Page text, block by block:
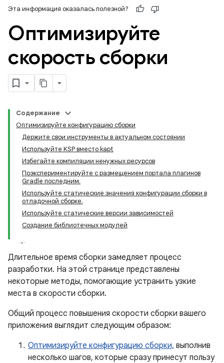
Эта информация оказалась полезной?
Оптимизируйте
скорость сборки
Содержание
Оптимизируйте конфигурацию сборки
Держите свои инструменты в актуальном состоянии
Используйте KSP вместо kapt
Избегайте компиляции ненужных ресурсов
Поэкспериментируйте с размещением портала плагинов
Gradle последним.
Используйте статические значения конфигурации сборки в
отладочной сборке.
Используйте статические версии зависимостей
Создание библиотечных модулей
Длительное время сборки замедляет процесс
разработки. На этой странице представлены
некоторые методы, помогающие устранить узкие
места в скорости сборки.
Общий процесс повышения скорости сборки вашего
приложения выглядит следующим образом:
Оптимизируйте конфигурацию сборки, выполнив
несколько шагов, которые сразу принесут пользу